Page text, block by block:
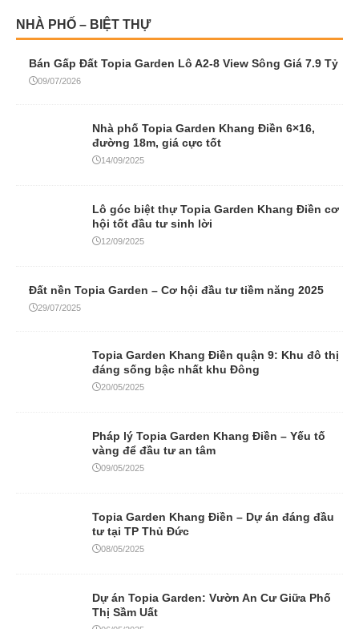
NHÀ PHỐ – BIỆT THỰ
Bán Gấp Đất Topia Garden Lô A2-8 View Sông Giá 7.9 Tỷ
09/07/2026
Nhà phố Topia Garden Khang Điền 6×16,
đường 18m, giá cực tốt
14/09/2025
Lô góc biệt thự Topia Garden Khang Điền cơ
hội tốt đầu tư sinh lời
12/09/2025
Đất nền Topia Garden – Cơ hội đầu tư tiềm năng 2025
29/07/2025
Topia Garden Khang Điền quận 9: Khu đô thị
đáng sống bậc nhất khu Đông
20/05/2025
Pháp lý Topia Garden Khang Điền – Yếu tố
vàng để đầu tư an tâm
09/05/2025
Topia Garden Khang Điền – Dự án đáng đầu
tư tại TP Thủ Đức
08/05/2025
Dự án Topia Garden: Vườn An Cư Giữa Phố
Thị Sầm Uất